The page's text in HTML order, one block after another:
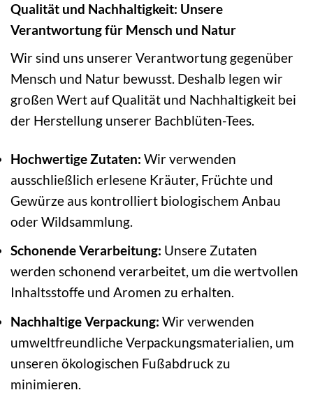
Qualität und Nachhaltigkeit: Unsere
Verantwortung für Mensch und Natur
Wir sind uns unserer Verantwortung gegenüber
Mensch und Natur bewusst. Deshalb legen wir
großen Wert auf Qualität und Nachhaltigkeit bei
der Herstellung unserer Bachblüten-Tees.
Hochwertige Zutaten: Wir verwenden
ausschließlich erlesene Kräuter, Früchte und
Gewürze aus kontrolliert biologischem Anbau
oder Wildsammlung.
Schonende Verarbeitung: Unsere Zutaten
werden schonend verarbeitet, um die wertvollen
Inhaltsstoffe und Aromen zu erhalten.
Nachhaltige Verpackung: Wir verwenden
umweltfreundliche Verpackungsmaterialien, um
unseren ökologischen Fußabdruck zu
minimieren.